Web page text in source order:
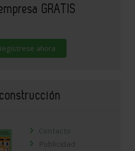
GRATIS
ahora
Contacto
Publicidad